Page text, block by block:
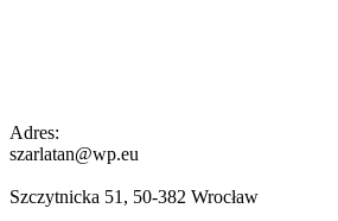
Adres:
szarlatan@wp.eu
Szczytnicka 51, 50-382 Wrocław